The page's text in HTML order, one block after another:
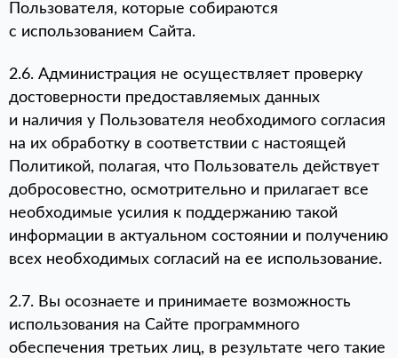
Пользователя, которые собираются
с использованием Сайта.
2.6. Администрация не осуществляет проверку
достоверности предоставляемых данных
и наличия у Пользователя необходимого согласия
на их обработку в соответствии с настоящей
Политикой, полагая, что Пользователь действует
добросовестно, осмотрительно и прилагает все
необходимые усилия к поддержанию такой
информации в актуальном состоянии и получению
всех необходимых согласий на ее использование.
2.7. Вы осознаете и принимаете возможность
использования на Сайте программного
обеспечения третьих лиц, в результате чего такие